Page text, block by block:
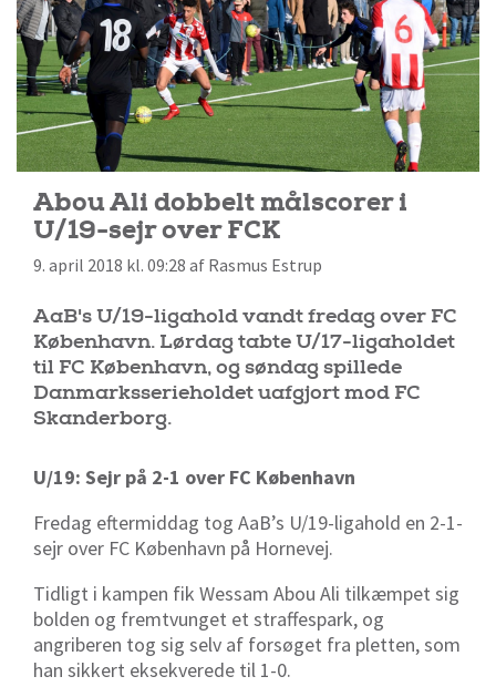
Abou Ali dobbelt målscorer i
U/19-sejr over FCK
9. april 2018 kl. 09:28 af Rasmus Estrup
AaB's U/19-ligahold vandt fredag over FC
København. Lørdag tabte U/17-ligaholdet
til FC København, og søndag spillede
Danmarksserieholdet uafgjort mod FC
Skanderborg.
U/19: Sejr på 2-1 over FC København
Fredag eftermiddag tog AaB’s U/19-ligahold en 2-1-
sejr over FC København på Hornevej.
Tidligt i kampen fik Wessam Abou Ali tilkæmpet sig
bolden og fremtvunget et straffespark, og
angriberen tog sig selv af forsøget fra pletten, som
han sikkert eksekverede til 1-0.